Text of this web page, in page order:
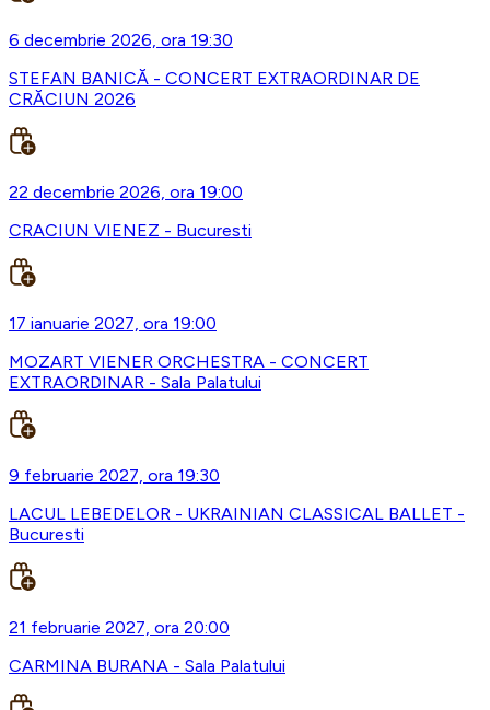
6 decembrie 2026, ora 19:30
STEFAN BANICĂ - CONCERT EXTRAORDINAR DE
CRĂCIUN 2026
22 decembrie 2026, ora 19:00
CRACIUN VIENEZ - Bucuresti
17 ianuarie 2027, ora 19:00
MOZART VIENER ORCHESTRA - CONCERT
EXTRAORDINAR - Sala Palatului
9 februarie 2027, ora 19:30
LACUL LEBEDELOR - UKRAINIAN CLASSICAL BALLET -
Bucuresti
21 februarie 2027, ora 20:00
CARMINA BURANA - Sala Palatului